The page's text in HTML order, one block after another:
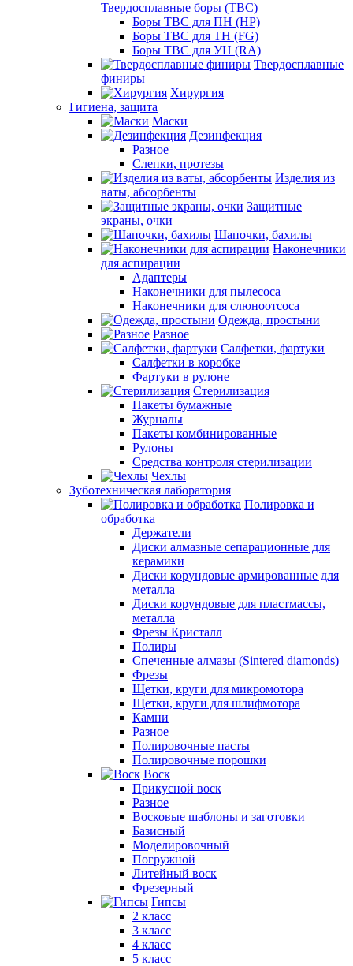
Твердосплавные боры (ТВС)
Боры ТВС для ПН (HP)
Боры ТВС для ТН (FG)
Боры ТВС для УН (RA)
Твердосплавные
финиры
Хирургия
Гигиена, защита
Маски
Дезинфекция
Разное
Слепки, протезы
Изделия из
ваты, абсорбенты
Защитные
экраны, очки
Шапочки, бахилы
Наконечники
для аспирации
Адаптеры
Наконечники для пылесоса
Наконечники для слюноотсоса
Одежда, простыни
Разное
Салфетки, фартуки
Салфетки в коробке
Фартуки в рулоне
Стерилизация
Пакеты бумажные
Журналы
Пакеты комбинированные
Рулоны
Средства контроля стерилизации
Чехлы
Зуботехническая лаборатория
Полировка и
обработка
Держатели
Диски алмазные сепарационные для
керамики
Диски корундовые армированные для
металла
Диски корундовые для пластмассы,
металла
Фрезы Кристалл
Полиры
Спеченные алмазы (Sintered diamonds)
Фрезы
Щетки, круги для микромотора
Щетки, круги для шлифмотора
Камни
Разное
Полировочные пасты
Полировочные порошки
Воск
Прикусной воск
Разное
Восковые шаблоны и заготовки
Базисный
Моделировочный
Погружной
Литейный воск
Фрезерный
Гипсы
2 класс
3 класс
4 класс
5 класс